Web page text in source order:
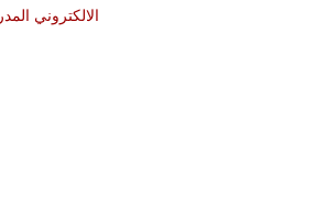
الالكتروني